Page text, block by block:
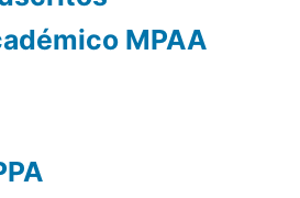
MPAA